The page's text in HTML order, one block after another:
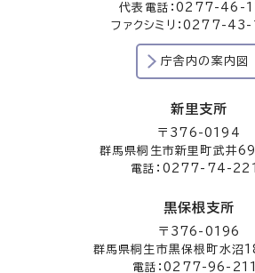
代表電話：0277-46-
ファクシミリ：0277-
庁舎内の案内図
新里支所
〒376-0194
群馬県桐生市新里町武井
電話：0277-74-
黒保根支所
〒376-0196
群馬県桐生市黒保根町水沼
電話：0277-96-